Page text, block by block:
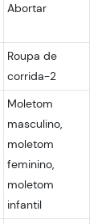
Abortar
Roupa de
corrida-2
Moletom
masculino,
moletom
feminino,
moletom
infantil